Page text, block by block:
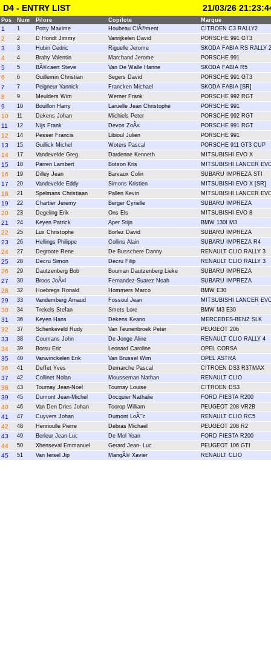
D4 - ENTRY LIST 21/03/26
Pos Num Pilore Copilote Marque
1 1 Potty Maxime Houbeau ClÃ©ment CITROEN C3 RALLY2
2 2 D Hondt Jimmy Vanrijkelen David PORSCHE 991 GT3
3 3 Hubin Cedric Riguelle Jerome SKODA FABIA RS RALLY 2
4 4 Brahy Valentin Marchand Jerome PORSCHE 991
5 5 BÃ©caert Steve Van De Walle Hanne SKODA FABIA R5
6 6 Guillemin Christian Segers David PORSCHE 991 GT3
7 7 Peigneur Yannick Francken Michael SKODA FABIA [SR]
8 9 Meulders Wim Werner Frank PORSCHE 992 RGT
9 10 Bouillon Harry Laruelle Jean Christophe PORSCHE 991
10 11 Dekens Johan Michiels Peter PORSCHE 992 RGT
11 12 Nijs Frank Devos ZoÃ« PORSCHE 991 RGT
12 14 Pesser Francis Libioul Julien PORSCHE 991
13 15 Guillick Michel Woters Pascal PORSCHE 911 GT3 CUP
14 17 Vandevelde Greg Dardenne Kenneth MITSUBISHI EVO X
15 18 Parren Lambert Botson Kris MITSUBISHI LANCER
16 19 Dilley Jean Barvaux Colin SUBARU IMPREZA STI
17 20 Vandevelde Eddy Simons Kristien MITSUBISHI EVO X [SR]
18 21 Spelmans Christiaan Pallen Kevin MITSUBISHI LANCER
19 22 Chartier Jeremy Berger Cyrielle SUBARU IMPREZA
20 23 Degeling Erik Ons Els MITSUBISHI EVO 8
21 24 Keyen Patrick Aper Stijn BMW 130I M3
22 25 Lux Christophe Borlez David SUBARU IMPREZA
23 26 Hellings Philippe Collins Alain SUBARU IMPREZA R4
24 27 Degroote Rene De Busschere Danny RENAULT CLIO RALLY 3
25 28 Decru Simon Decru Filip RENAULT CLIO RALLY 3
26 29 Dautzenberg Bob Bouman Dautzenberg Lieke SUBARU IMPREZA
27 30 Broos JoÃ«l Fernandez-Suarez Noah SUBARU IMPREZA
28 32 Hoebregs Ronald Hommers Marco BMW E30
29 33 Vandemberg Arnaud Fossoul Jean MITSUBISHI LANCER
30 34 Trekels Stefan Smets Lore BMW M3 E30
31 36 Keyen Hans Dekens Keano MERCEDES-BENZ SLK
32 37 Schenkeveld Rudy Van Teunenbroek Peter PEUGEOT 206
33 38 Coumans John De Jonge Aline RENAULT CLIO RALLY 4
34 39 Borsu Eric Leonard Caroline OPEL CORSA
35 40 Vanwinckelen Erik Van Brussel Wim OPEL ASTRA
36 41 Deffet Yves Demarche Pascal CITROEN DS3 R3TMAX
37 42 Collinet Nolan Mousseman Nathan RENAULT CLIO
38 43 Tournay Jean-Noel Tournay Louise CITROEN DS3
39 45 Dumont Jean-Michel Docquier Nathalie FORD FIESTA R200
40 46 Van Den Dries Johan Toorop William PEUGEOT 208 VR2B
41 47 Cuyvers Johan Dumont LoÃ¯c RENAULT CLIO RC5
42 48 Henrioulle Pierre Debras Michael PEUGEOT 208 R2
43 49 Berleur Jean-Luc De Mol Yoan FORD FIESTA R200
44 50 Xhenseval Emmanuel Gerard Jean- Luc PEUGEOT 106 GTI
45 51 Van Iersel Jip MangÃ© Xavier RENAULT CLIO